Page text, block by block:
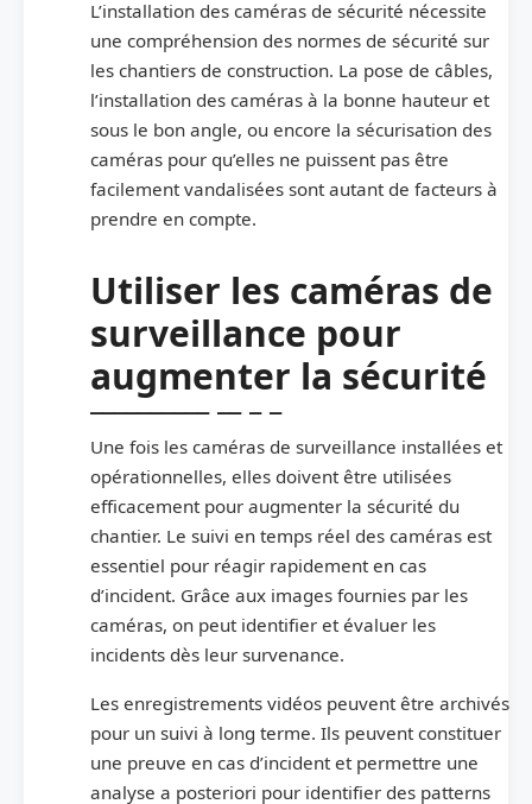
L’installation des caméras de sécurité nécessite
une compréhension des normes de sécurité sur
les chantiers de construction. La pose de câbles,
l’installation des caméras à la bonne hauteur et
sous le bon angle, ou encore la sécurisation des
caméras pour qu’elles ne puissent pas être
facilement vandalisées sont autant de facteurs à
prendre en compte.
Utiliser les caméras de
surveillance pour
augmenter la sécurité
Une fois les caméras de surveillance installées et
opérationnelles, elles doivent être utilisées
efficacement pour augmenter la sécurité du
chantier. Le suivi en temps réel des caméras est
essentiel pour réagir rapidement en cas
d’incident. Grâce aux images fournies par les
caméras, on peut identifier et évaluer les
incidents dès leur survenance.
Les enregistrements vidéos peuvent être archivés
pour un suivi à long terme. Ils peuvent constituer
une preuve en cas d’incident et permettre une
analyse a posteriori pour identifier des patterns